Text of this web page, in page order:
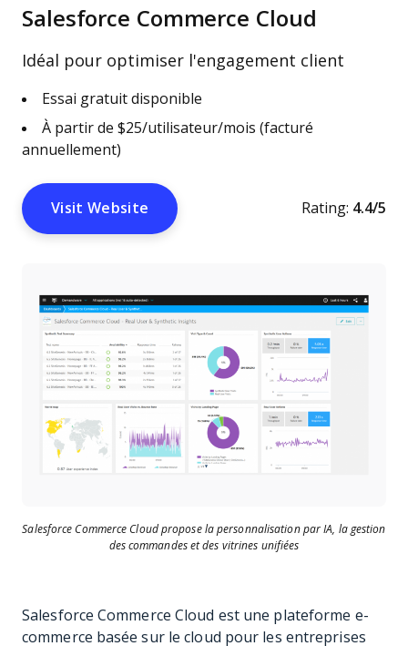
Salesforce Commerce Cloud
Idéal pour optimiser l'engagement client
Essai gratuit disponible
À partir de $25/utilisateur/mois (facturé
annuellement)
Visit Website Rating: 4.4/5
Salesforce Commerce Cloud propose la personnalisation par IA, la gestion
des commandes et des vitrines unifiées
Salesforce Commerce Cloud est une plateforme e-
commerce basée sur le cloud pour les entreprises